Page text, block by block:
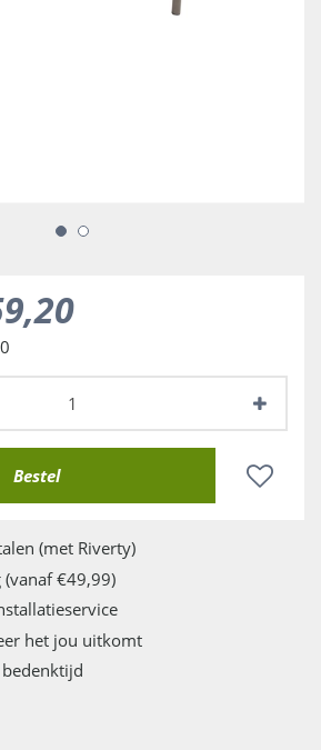
,20
(met Riverty)
€49,99)
het jou uitkomt